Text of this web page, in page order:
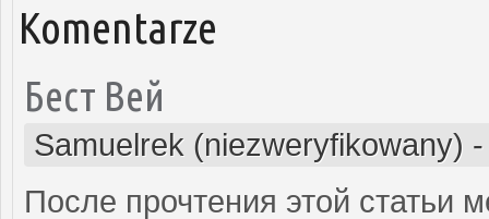
Komentarze
Бест Вей
Samuelrek (niezweryfikowany)
После прочтения этой статьи